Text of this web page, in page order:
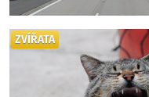
ZVÍŘATA